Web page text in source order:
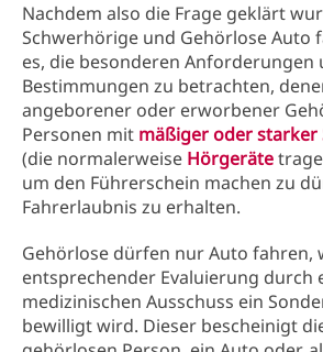
Nachdem also die Frage geklärt
Schwerhörige und Gehörlose Auto
es, die besonderen Anforderungen
Bestimmungen zu betrachten,
angeborener oder erworbener
Personen mit mäßiger oder
(die normalerweise Hörgeräte
um den Führerschein machen zu
Fahrerlaubnis zu erhalten.
Gehörlose dürfen nur Auto fahren,
entsprechender Evaluierung durch
medizinischen Ausschuss ein
bewilligt wird. Dieser bescheinigt